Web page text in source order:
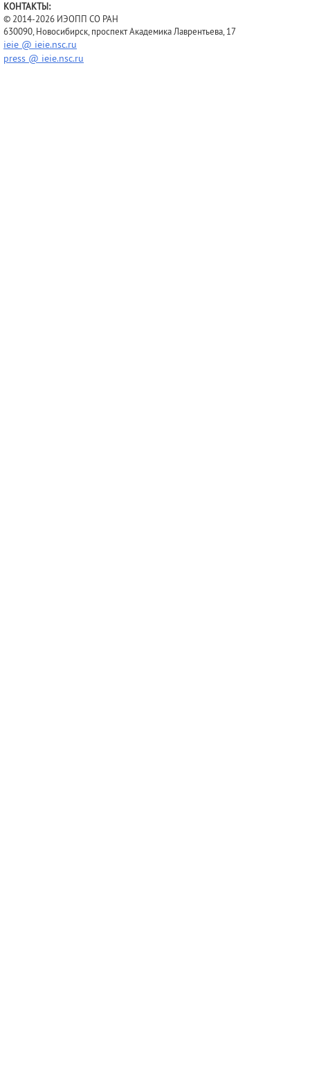
КОНТАКТЫ:
© 2014-2026 ИЭОПП СО РАН
630090, Новосибирск, проспект Академика Лаврентьева, 17
ieie @ ieie.nsc.ru
press @ ieie.nsc.ru